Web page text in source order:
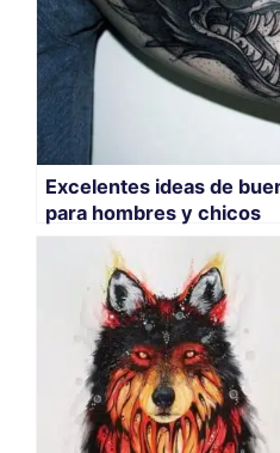
Excelentes ideas de
para hombres y chicos